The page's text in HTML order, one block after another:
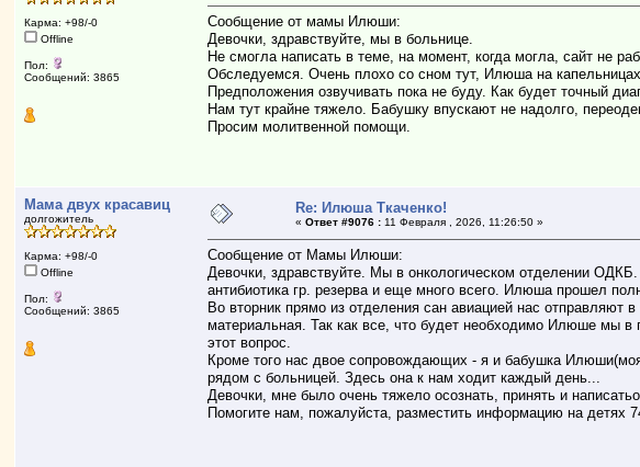
Карма: +98/-0
Offline
Пол:
Сообщений: 3865
Сообщение от мамы Илюши:
Девочки, здравствуйте, мы в больнице.
Не смогла написать в теме, на момент, когда могла, сайт не
Обследуемся. Очень плохо со сном тут, Илюша на
Предположения озвучивать пока не буду. Как будет точный
Нам тут крайне тяжело. Бабушку впускают не надолго,
Просим молитвенной помощи.
Мама двух красавиц
долгожитель
Карма: +98/-0
Offline
Пол:
Сообщений: 3865
Re: Илюша Ткаченко!
«Ответ #9076 : 11 Февраля , 2026, 11:26:50 »
Сообщение от Мамы Илюши:
Девочки, здравствуйте. Мы в онкологическом отделении
антибиотика гр. резерва и еще много всего. Илюша прошел
Во вторник прямо из отделения сан авиацией нас
материальная. Так как все, что будет необходимо Илюше мы в
этот вопрос.
Кроме того нас двое сопровождающих - я и бабушка
рядом с больницей. Здесь она к нам ходит каждый день...
Девочки, мне было очень тяжело осознать, принять и
Помогите нам, пожалуйста, разместить информацию на детях